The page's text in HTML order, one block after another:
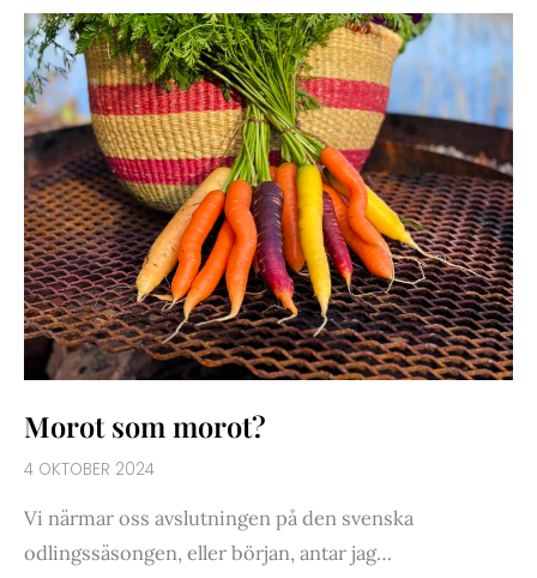
Morot som morot?
4 OKTOBER 2024
Vi närmar oss avslutningen på den svenska
odlingssäsongen, eller början, antar jag…
MOROT
SOM
MOROT?